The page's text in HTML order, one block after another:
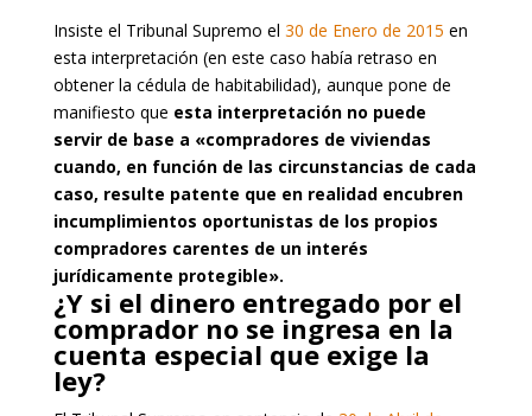
Insiste el Tribunal Supremo el 30 de Enero de 2015 en
esta interpretación (en este caso había retraso en
obtener la cédula de habitabilidad), aunque pone de
manifiesto que esta interpretación no puede
servir de base a «compradores de viviendas
cuando, en función de las circunstancias de cada
caso, resulte patente que en realidad encubren
incumplimientos oportunistas de los propios
compradores carentes de un interés
jurídicamente protegible».
¿Y si el dinero entregado por el
comprador no se ingresa en la
cuenta especial que exige la
ley?